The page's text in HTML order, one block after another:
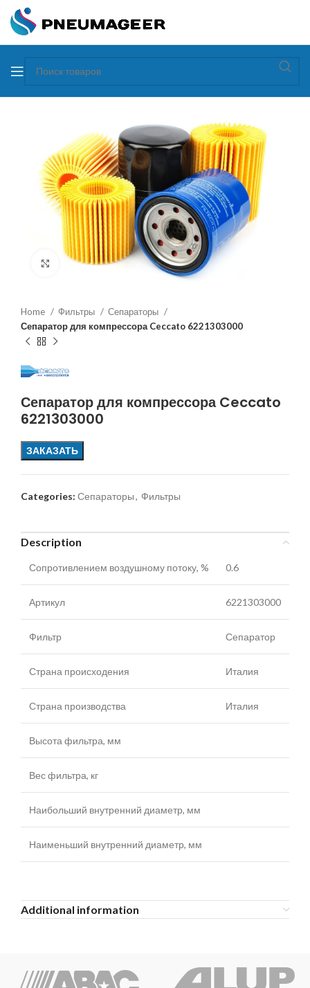
Увеличить
Home Фильтры
Сепараторы
Сепаратор для компрессора Ceccato 6221303000
Сепаратор для компрессора Ceccato
6221303000
ЗАКАЗАТЬ
Categories: Сепараторы, Фильтры
Description
Сопротивлением воздушному потоку, % 0.6
Артикул 6221303000
Фильтр Сепаратор
Страна происходения Италия
Страна производства Италия
Высота фильтра, мм
Вес фильтра, кг
Наибольший внутренний диаметр, мм
Наименьший внутренний диаметр, мм
Additional information